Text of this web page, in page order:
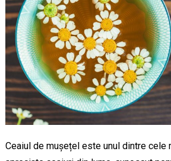
Ceaiul de mușețel este unul dintre cele